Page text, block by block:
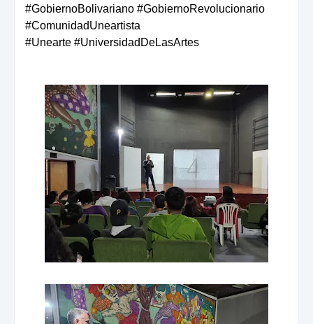
#GobiernoBolivariano #GobiernoRevolucionario
#ComunidadUneartista
#Unearte #UniversidadDeLasArtes